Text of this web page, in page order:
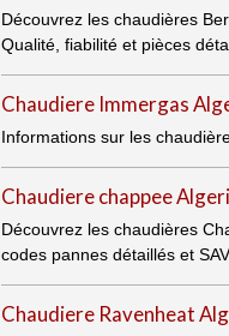
Découvrez les chaudières
Qualité, fiabilité et pièces
Chaudiere Immergas
Informations sur les
Chaudiere chappee
Découvrez les chaudières
codes pannes détaillés et
Chaudiere Ravenheat